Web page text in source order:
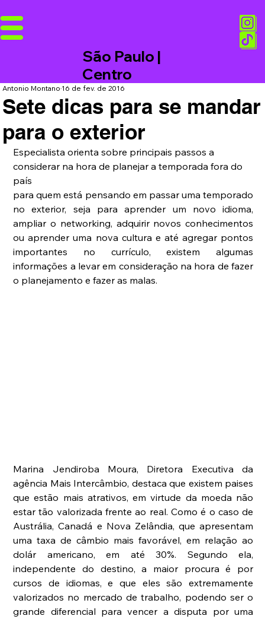
São Paulo |
Centro
Sete dicas para se mandar
para o exterior
Antonio Montano16 de fev. de 2016
Especialista orienta sobre principais passos a
considerar na hora de planejar a temporada fora do
país
para quem está pensando em passar uma temporado
no exterior, seja para aprender um novo idioma,
ampliar o networking, adquirir novos conhecimentos
ou aprender uma nova cultura e até agregar pontos
importantes no currículo, existem algumas
informações a levar em consideração na hora de fazer
o planejamento e fazer as malas.
Marina Jendiroba Moura, Diretora Executiva da
agência Mais Intercâmbio, destaca que existem paises
que estão mais atrativos, em virtude da moeda não
estar tão valorizada frente ao real. Como é o caso de
Austrália, Canadá e Nova Zelândia, que apresentam
uma taxa de câmbio mais favorável, em relação ao
dolár americano, em até 30%. Segundo ela,
independente do destino, a maior procura é por
cursos de idiomas, e que eles são extremamente
valorizados no mercado de trabalho, podendo ser o
grande diferencial para vencer a disputa por uma